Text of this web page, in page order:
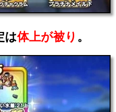
は体上が被り 。